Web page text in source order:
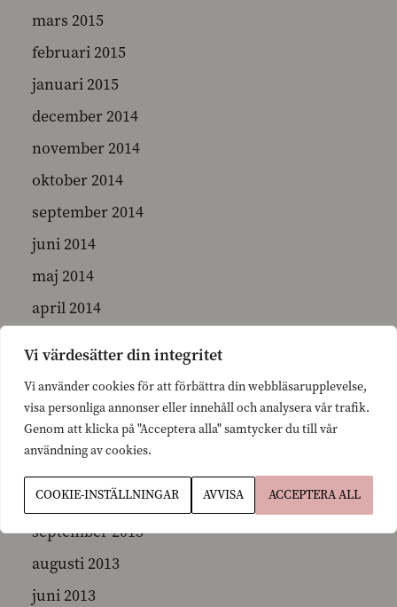
Vi värdesätter din integritet
Vi använder cookies för att förbättra din webbläsarupplevelse,
visa personliga annonser eller innehåll och analysera vår trafik.
Genom att klicka på "Acceptera alla" samtycker du till vår
användning av cookies.
COOKIE-INSTÄLLNINGAR AVVISA ACCEPTERA ALL
mars 2015
februari 2015
januari 2015
december 2014
november 2014
oktober 2014
september 2014
juni 2014
maj 2014
april 2014
januari 2014
december 2013
oktober 2013
september 2013
augusti 2013
juni 2013